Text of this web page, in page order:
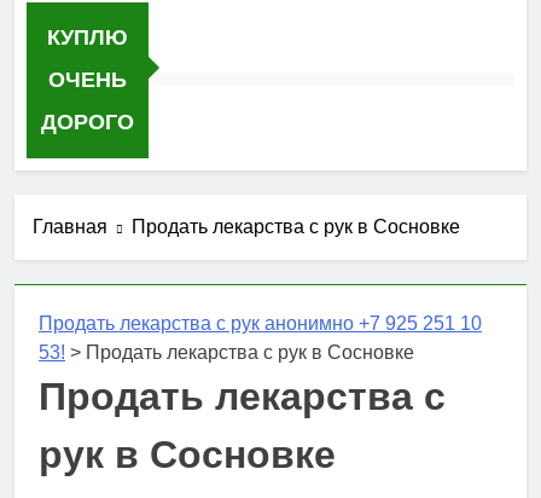
КУПЛЮ
ОЧЕНЬ
ДОРОГО
Главная Продать лекарства с рук в Сосновке
Продать лекарства с рук анонимно +7 925 251 10
53! > Продать лекарства с рук в Сосновке
Продать лекарства с
рук в Сосновке